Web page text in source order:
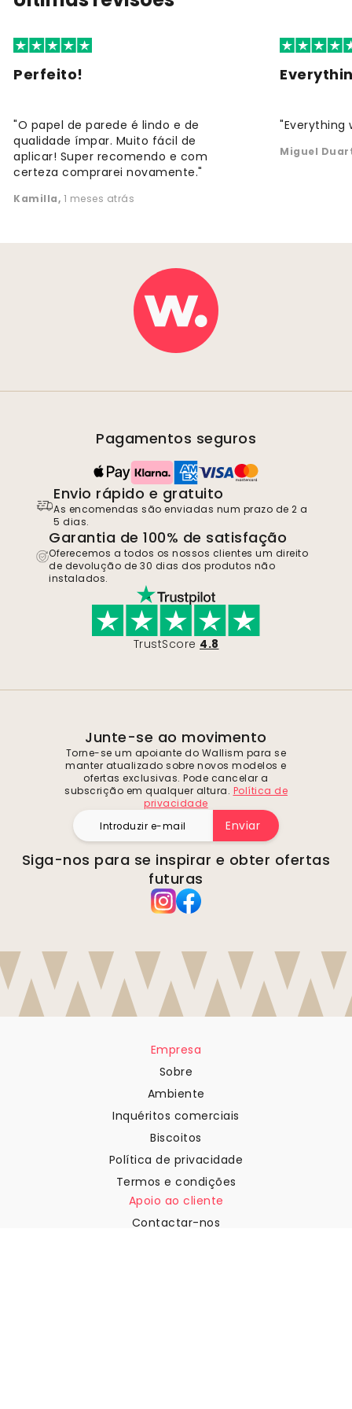
Perfeito!
"O papel de parede é lindo e de
qualidade ímpar. Muito fácil de
aplicar! Super recomendo e com
certeza comprarei novamente."
Kamilla, 1 meses atrás
"Everything
Miguel
Pagamentos seguros
Envio rápido e gratuito
As encomendas são enviadas num prazo de 2 a
5 dias.
Garantia de 100% de satisfação
Oferecemos a todos os nossos clientes um direito
de devolução de 30 dias dos produtos não
instalados.
TrustScore 4.8
Junte-se ao movimento
Torne-se um apoiante do Wallism para se
manter atualizado sobre novos modelos e
ofertas exclusivas. Pode cancelar a
subscrição em qualquer altura. Política de
privacidade
Enviar
Siga-nos para se inspirar e obter ofertas
futuras
Empresa
Sobre
Ambiente
Inquéritos comerciais
Biscoitos
Política de privacidade
Termos e condições
Apoio ao cliente
Contactar-nos